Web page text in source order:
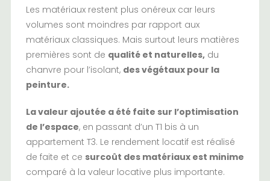
Les matériaux restent plus onéreux car leurs
volumes sont moindres par rapport aux
matériaux classiques. Mais surtout leurs matières
premières sont de qualité et naturelles,du
chanvre pour l’isolant, des végétaux pour la
peinture.
La valeur ajoutée a été faite sur l’optimisation
de l’espace, en passant d’un T1 bis à un
appartement T3. Le rendement locatif est réalisé
de faite et ce surcoût des matériaux est minime
comparé à la valeur locative plus importante.